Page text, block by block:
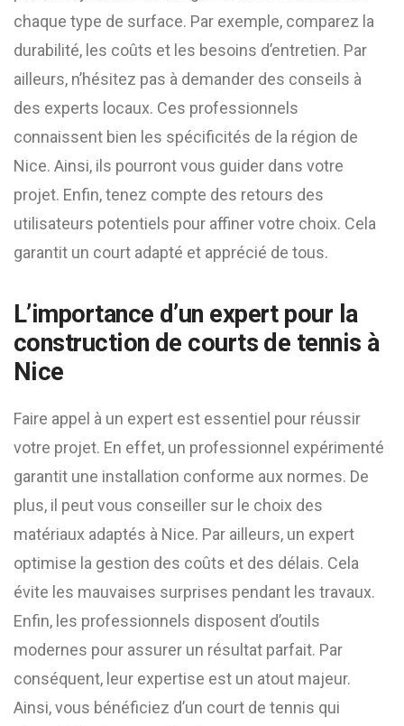
chaque type de surface. Par exemple, comparez la
durabilité, les coûts et les besoins d’entretien. Par
ailleurs, n’hésitez pas à demander des conseils à
des experts locaux. Ces professionnels
connaissent bien les spécificités de la région de
Nice. Ainsi, ils pourront vous guider dans votre
projet. Enfin, tenez compte des retours des
utilisateurs potentiels pour affiner votre choix. Cela
garantit un court adapté et apprécié de tous.
L’importance d’un expert pour la
construction de courts de tennis à
Nice
Faire appel à un expert est essentiel pour réussir
votre projet. En effet, un professionnel expérimenté
garantit une installation conforme aux normes. De
plus, il peut vous conseiller sur le choix des
matériaux adaptés à Nice. Par ailleurs, un expert
optimise la gestion des coûts et des délais. Cela
évite les mauvaises surprises pendant les travaux.
Enfin, les professionnels disposent d’outils
modernes pour assurer un résultat parfait. Par
conséquent, leur expertise est un atout majeur.
Ainsi, vous bénéficiez d’un court de tennis qui